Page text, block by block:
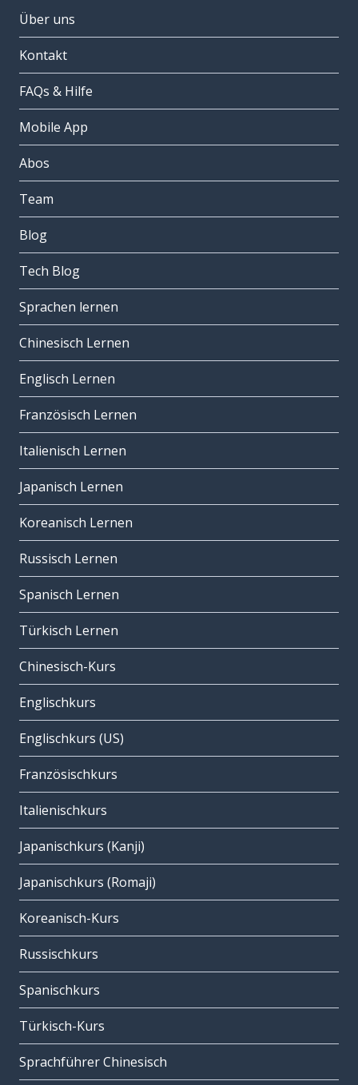
Über uns
Kontakt
FAQs & Hilfe
Mobile App
Abos
Team
Blog
Tech Blog
Sprachen lernen
Chinesisch Lernen
Englisch Lernen
Französisch Lernen
Italienisch Lernen
Japanisch Lernen
Koreanisch Lernen
Russisch Lernen
Spanisch Lernen
Türkisch Lernen
Chinesisch-Kurs
Englischkurs
Englischkurs (US)
Französischkurs
Italienischkurs
Japanischkurs (Kanji)
Japanischkurs (Romaji)
Koreanisch-Kurs
Russischkurs
Spanischkurs
Türkisch-Kurs
Sprachführer Chinesisch